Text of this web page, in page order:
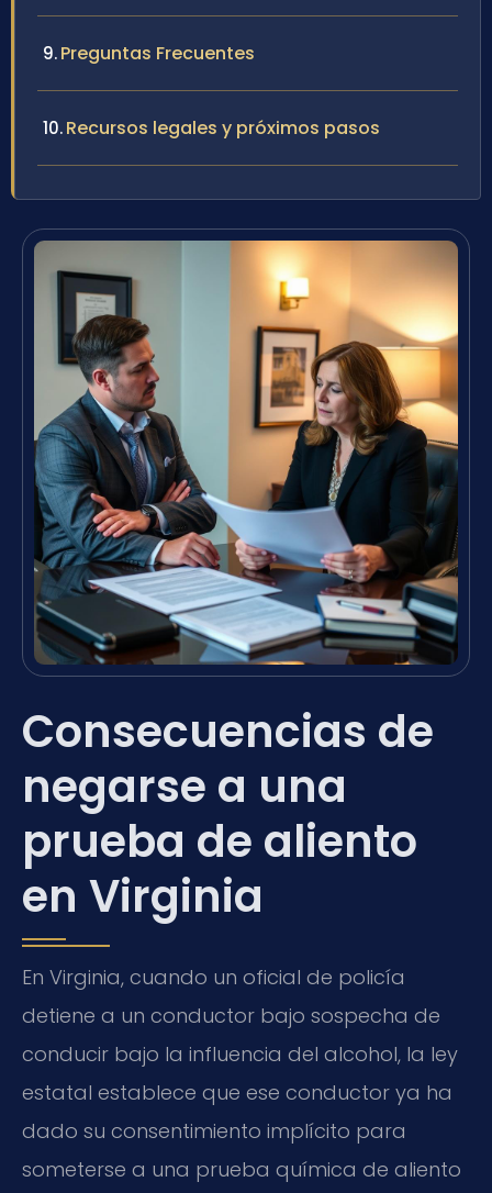
Preguntas Frecuentes
Recursos legales y próximos pasos
Consecuencias de
negarse a una
prueba de aliento
en Virginia
En Virginia, cuando un oficial de policía
detiene a un conductor bajo sospecha de
conducir bajo la influencia del alcohol, la ley
estatal establece que ese conductor ya ha
dado su consentimiento implícito para
someterse a una prueba química de aliento